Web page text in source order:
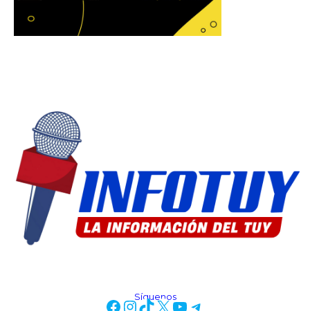
Síguenos